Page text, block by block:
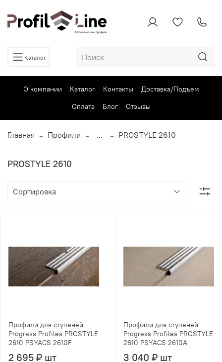
Каталог
О компании Каталог Контакты
Доставка/Подъем
Оплата
Блог Отзывы
Главная Профили ... PROSTYLE 2610
PROSTYLE 2610
Профили для ступеней
Progress Profiles PROSTYLE
2610 PSYACS 2610F
2 695 ₽ шт
Профили для ступеней
Progress Profiles PROSTYLE
2610 PSYACS 2610A
3 040 ₽ шт